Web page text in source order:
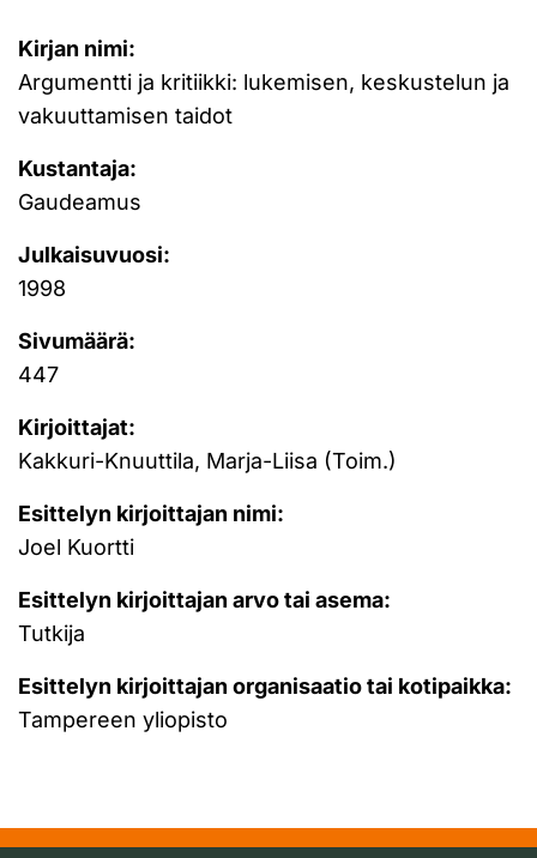
Kirjan nimi:
Argumentti ja kritiikki: lukemisen, keskustelun ja
vakuuttamisen taidot
Kustantaja:
Gaudeamus
Julkaisuvuosi:
1998
Sivumäärä:
447
Kirjoittajat:
Kakkuri-Knuuttila, Marja-Liisa (Toim.)
Esittelyn kirjoittajan nimi:
Joel Kuortti
Esittelyn kirjoittajan arvo tai asema:
Tutkija
Esittelyn kirjoittajan organisaatio tai kotipaikka:
Tampereen yliopisto